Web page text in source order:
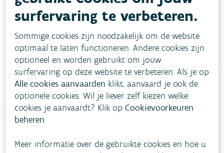
Niet gevonden wat je zocht? Vul ons
contactformulier in.
Bel gratis 1700
VLAAMSE
surfervaring te verbeteren.
Sommige cookies zijn noodzakelijk om de website
optimaal te laten functioneren. Andere cookies zijn
optioneel en worden gebruikt om jouw
surfervaring op deze website te verbeteren. Als je op
Alle cookies aanvaarden klikt, aanvaard je ook de
optionele cookies. Wil je liever zelf kiezen welke
cookies je aanvaardt? Klik opCookievoorkeuren
beheren.
Meer informatie over de gebruikte cookies en hoe u